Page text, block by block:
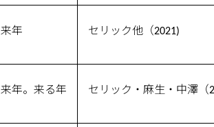
来年 セリック他（2021)
来年。来る年 セリック・麻生・中澤（